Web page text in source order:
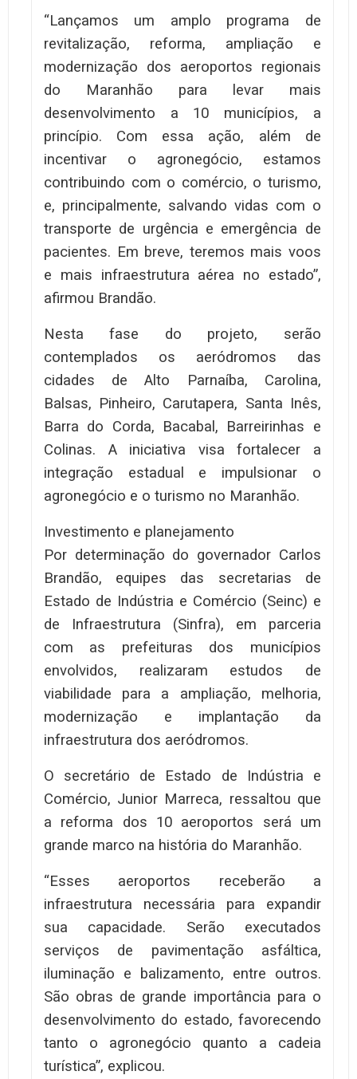
“Lançamos um amplo programa de
revitalização, reforma, ampliação e
modernização dos aeroportos regionais
do Maranhão para levar mais
desenvolvimento a 10 municípios, a
princípio. Com essa ação, além de
incentivar o agronegócio, estamos
contribuindo com o comércio, o turismo,
e, principalmente, salvando vidas com o
transporte de urgência e emergência de
pacientes. Em breve, teremos mais voos
e mais infraestrutura aérea no estado”,
afirmou Brandão.
Nesta fase do projeto, serão
contemplados os aeródromos das
cidades de Alto Parnaíba, Carolina,
Balsas, Pinheiro, Carutapera, Santa Inês,
Barra do Corda, Bacabal, Barreirinhas e
Colinas. A iniciativa visa fortalecer a
integração estadual e impulsionar o
agronegócio e o turismo no Maranhão.
Investimento e planejamento
Por determinação do governador Carlos
Brandão, equipes das secretarias de
Estado de Indústria e Comércio (Seinc) e
de Infraestrutura (Sinfra), em parceria
com as prefeituras dos municípios
envolvidos, realizaram estudos de
viabilidade para a ampliação, melhoria,
modernização e implantação da
infraestrutura dos aeródromos.
O secretário de Estado de Indústria e
Comércio, Junior Marreca, ressaltou que
a reforma dos 10 aeroportos será um
grande marco na história do Maranhão.
“Esses aeroportos receberão a
infraestrutura necessária para expandir
sua capacidade. Serão executados
serviços de pavimentação asfáltica,
iluminação e balizamento, entre outros.
São obras de grande importância para o
desenvolvimento do estado, favorecendo
tanto o agronegócio quanto a cadeia
turística”, explicou.